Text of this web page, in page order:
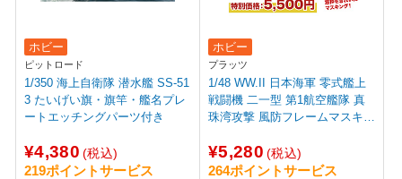
ホビー
ピットロード
1/350 海上自衛隊 潜水艦 SS-51
3 たいげい旗・旗竿・艦名プレ
ートエッチングパーツ付き
¥4,380 (税込)
219ポイントサービス
ホビー
プラッツ
1/48 WW.II 日本海軍 零式艦上
戦闘機 二一型 第1航空艦隊 真
珠湾攻撃 風防フレームマスキン
1
¥5,280 (税込)
264ポイントサービス